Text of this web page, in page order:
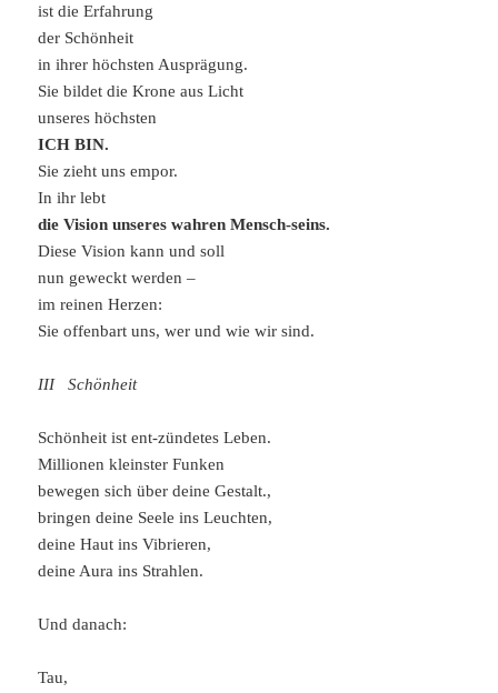
ist die Erfahrung
der Schönheit
in ihrer höchsten Ausprägung.
Sie bildet die Krone aus Licht
unseres höchsten
ICH BIN.
Sie zieht uns empor.
In ihr lebt
die Vision unseres wahren Mensch-seins.
Diese Vision kann und soll
nun geweckt werden –
im reinen Herzen:
Sie offenbart uns, wer und wie wir sind.
III Schönheit
Schönheit ist ent-zündetes Leben.
Millionen kleinster Funken
bewegen sich über deine Gestalt.,
bringen deine Seele ins Leuchten,
deine Haut ins Vibrieren,
deine Aura ins Strahlen.
Und danach:
Tau,